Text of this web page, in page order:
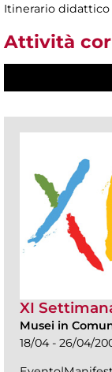
Itinerario didattico
Attività
XI
Musei in
18/04 - 26/04/